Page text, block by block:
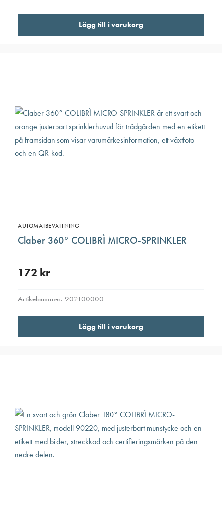
Lägg till i varukorg
AUTOMATBEVATTNING
Claber 360° COLIBRÌ MICRO-SPRINKLER
172 kr
Artikelnummer: 902100000
Lägg till i varukorg